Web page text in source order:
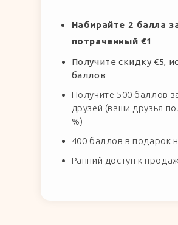
Набирайте 2 балла
потраченный €1
Получите скидку €5,
баллов
Получите 500 баллов
друзей (ваши друзья
%)
400 баллов в подарок
Ранний доступ к